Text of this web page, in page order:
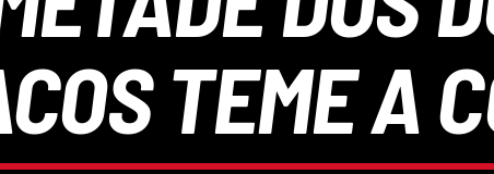
TEME A